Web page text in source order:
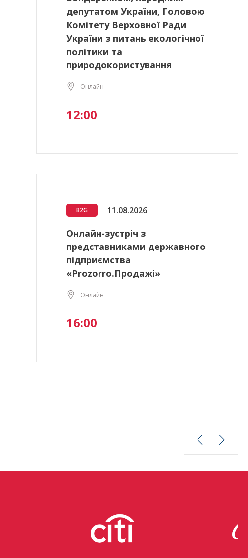
депутатом України, Головою
Комітету Верховної Ради
України з питань екологічної
політики та
природокористування
Онлайн
12:00
B2G 11.08.2026
Онлайн-зустріч з
представниками державного
підприємства
«Prozorro.Продажі»
Онлайн
16:00